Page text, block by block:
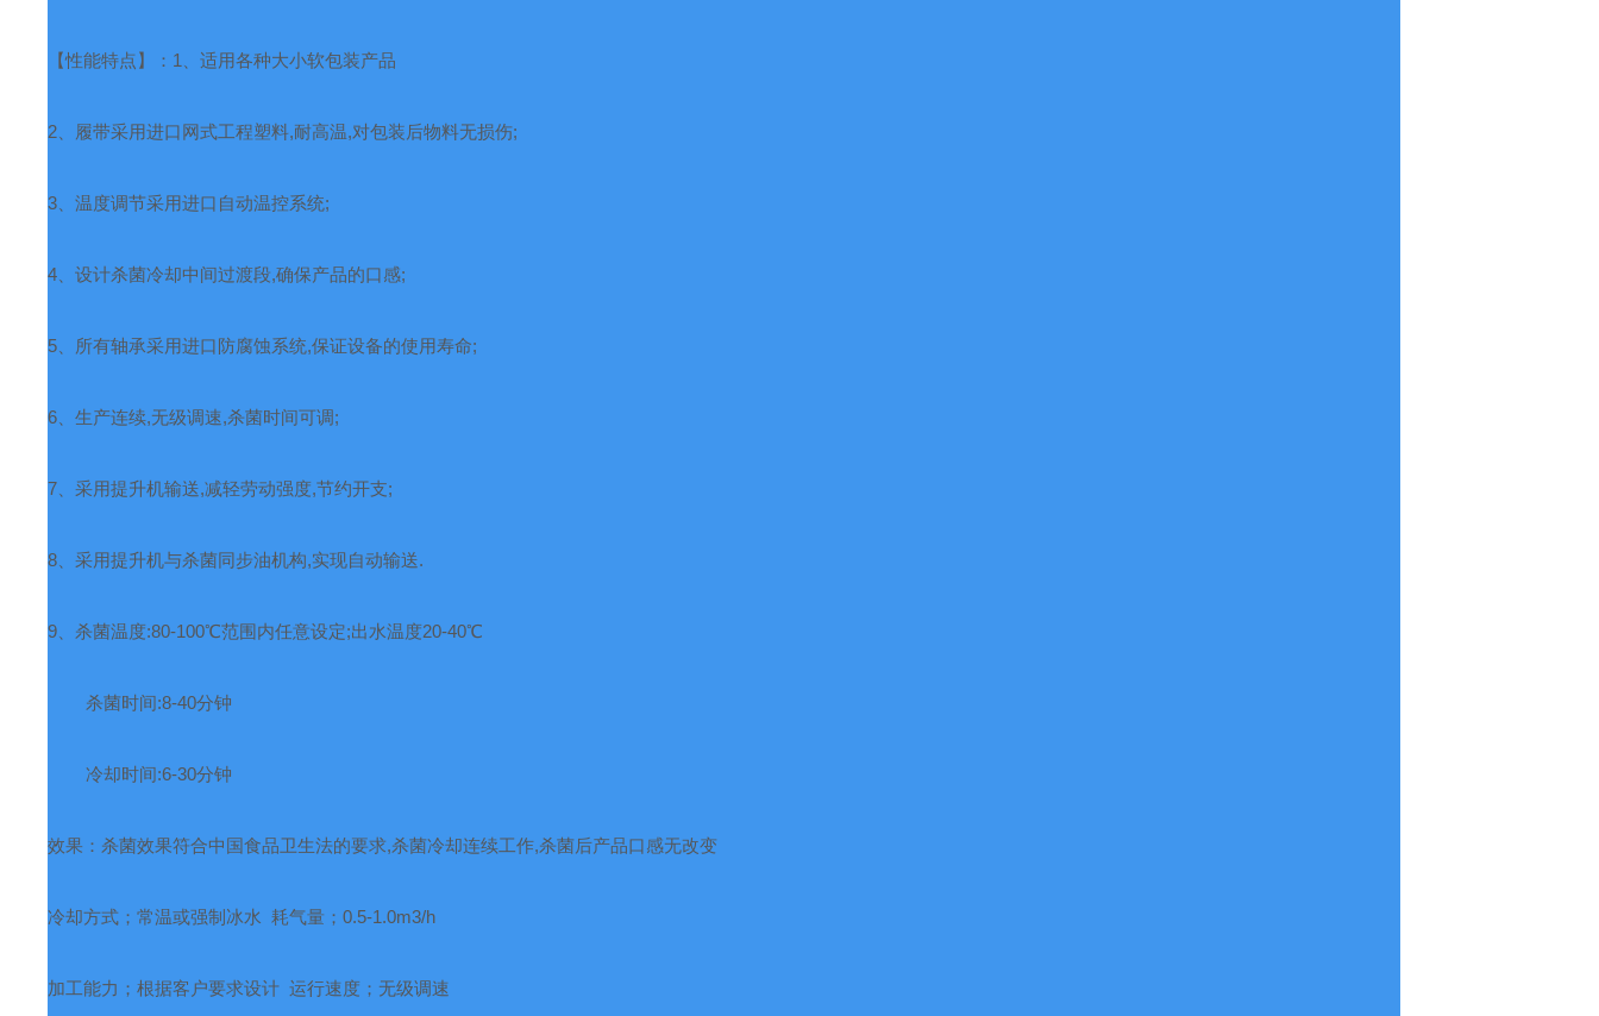
【性能特点】： 1 、适用各种大小软包装产品
2 、履带采用进口网式工程塑料,耐高温,对包装后物料无损伤;
3 、温度调节采用进口自动温控系统;
4 、设计杀菌冷却中间过渡段,确保产品的口感;
5 、所有轴承采用进口防腐蚀系统,保证设备的使用寿命;
6 、生产连续,无级调速,杀菌时间可调;
7 、采用提升机输送,减轻劳动强度,节约开支;
8 、采用提升机与杀菌同步油机构,实现自动输送.
9 、杀菌温度:80-100℃范围内任意设定;出水温度20-40℃
杀菌时间:8-40分钟
冷却时间:6-30分钟
效果：杀菌效果符合中国食品卫生法的要求,杀菌冷却连续工作,杀菌后产品口感无改变
冷却方式；常温或强制冰水 耗气量；0.5-1.0m3/h
加工能力；根据客户要求设计 运行速度；无级调速